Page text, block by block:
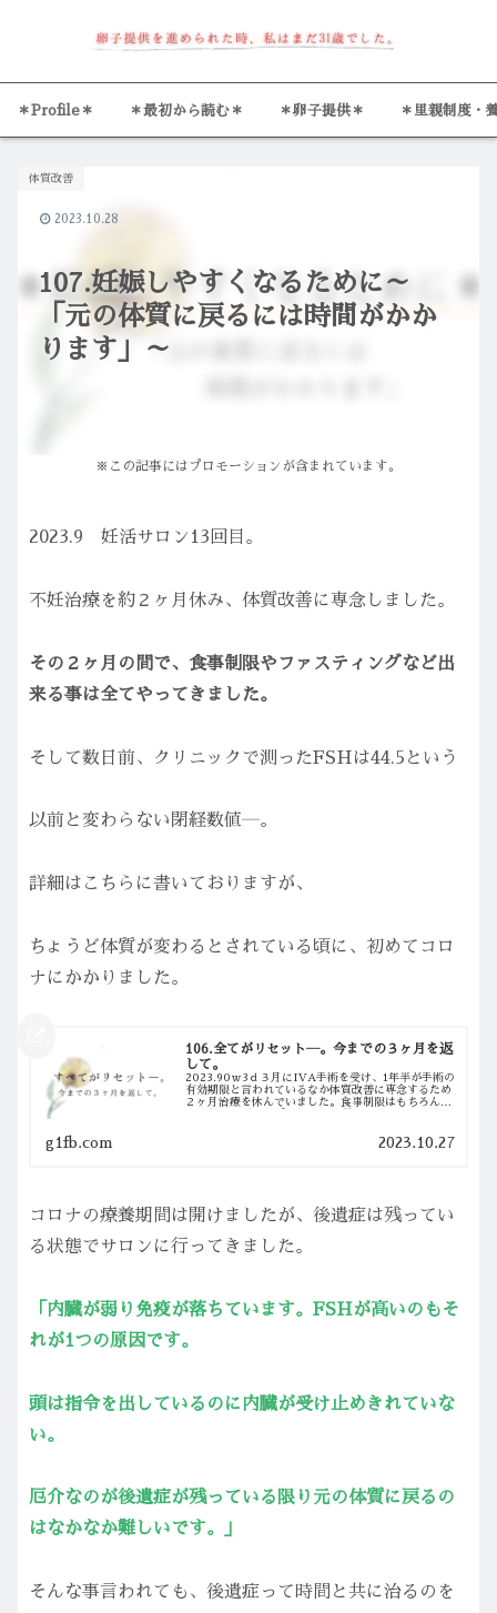
＊Profile＊ ＊最初から読む＊ ＊卵子提供＊ ＊里親制度・
107.妊娠しやすくなるために～
「元の体質に戻るには時間がかか
ります」～
体質改善
2023.10.28
※この記事にはプロモーションが含まれています。
2023.9 妊活サロン13回目。
不妊治療を約２ヶ月休み、体質改善に専念しました。
その２ヶ月の間で、食事制限やファスティングなど出
来る事は全てやってきました。
そして数日前、クリニックで測ったFSHは44.5という
以前と変わらない閉経数値―。
詳細はこちらに書いておりますが、
ちょうど体質が変わるとされている頃に、初めてコロ
ナにかかりました。
106.全てがリセット―。今までの３ヶ月を返
して。
2023.90ｗ3ｄ３月にIVA手術を受け、1年半が手術の
有効期限と言われているなか体質改善に専念するため
２ヶ月治療を休んでいました。食事制限はもちろんの
g1fb.com 2023.10.27
コロナの療養期間は開けましたが、後遺症は残ってい
る状態でサロンに行ってきました。
「内臓が弱り免疫が落ちています。FSHが高いのもそ
れが1つの原因です。
頭は指令を出しているのに内臓が受け止めきれていな
い。
厄介なのが後遺症が残っている限り元の体質に戻るの
はなかなか難しいです。」
そんな事言われても、後遺症って時間と共に治るのを